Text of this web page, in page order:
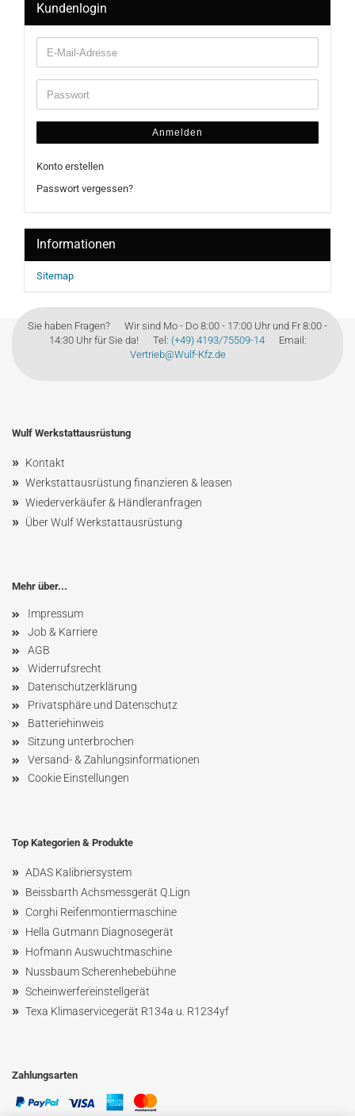
Kundenlogin
Anmelden
Konto erstellen
Passwort vergessen?
Informationen
Sitemap
Sie haben Fragen? Wir sind Mo - Do 8:00 - 17:00 Uhr und Fr 8:00 -
14:30 Uhr für Sie da! Tel: (+49) 4193/75509-14Email:
Vertrieb@Wulf-Kfz.de
Wulf Werkstattausrüstung
» Kontakt
» Werkstattausrüstung finanzieren & leasen
» Wiederverkäufer & Händleranfragen
» Über Wulf Werkstattausrüstung
Mehr über...
Impressum
Job & Karriere
AGB
Widerrufsrecht
Datenschutzerklärung
Privatsphäre und Datenschutz
Batteriehinweis
Sitzung unterbrochen
Versand- & Zahlungsinformationen
Cookie Einstellungen
Top Kategorien & Produkte
» ADAS Kalibriersystem
» Beissbarth Achsmessgerät Q.Lign
» Corghi Reifenmontiermaschine
» Hella Gutmann Diagnosegerät
» Hofmann Auswuchtmaschine
» NussbaumScherenhebebühne
» Scheinwerfereinstellgerät
» Texa Klimaservicegerät R134a u. R1234yf
Zahlungsarten